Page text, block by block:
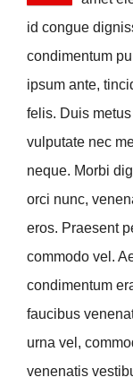
id congue
condimentum
ipsum ante,
felis. Duis
vulputate nec
neque. Morbi
orci nunc,
eros. Praesent
commodo vel.
condimentum
faucibus
urna vel,
venenatis